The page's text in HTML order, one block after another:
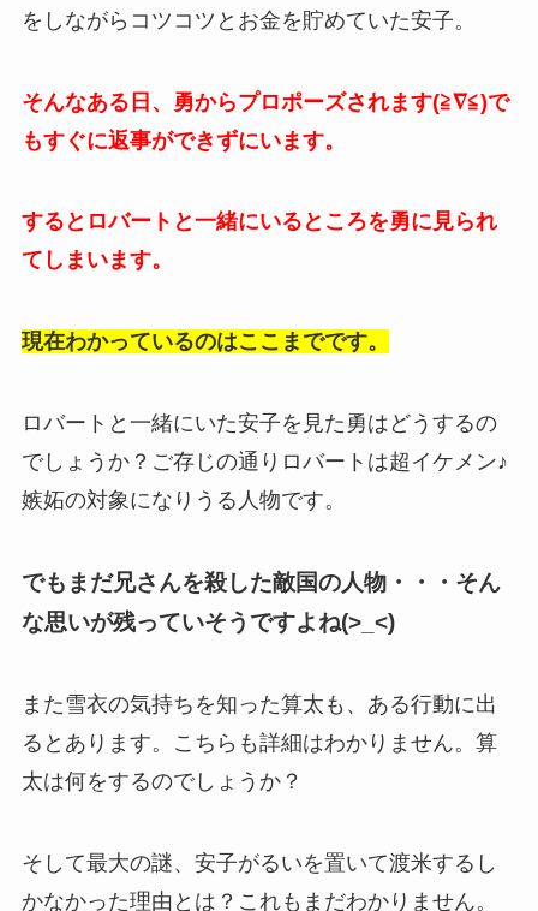
をしながらコツコツとお金を貯めていた安子。
そんなある日、勇からプロポーズされます(≧∇≦)で
もすぐに返事ができずにいます。
するとロバートと一緒にいるところを勇に見られ
てしまいます。
現在わかっているのはここまでです。
ロバートと一緒にいた安子を見た勇はどうするの
でしょうか？ご存じの通りロバートは超イケメン♪
嫉妬の対象になりうる人物です。
でもまだ兄さんを殺した敵国の人物・・・そん
な思いが残っていそうですよね(>_<)
また雪衣の気持ちを知った算太も、ある行動に出
るとあります。こちらも詳細はわかりません。算
太は何をするのでしょうか？
そして最大の謎、安子がるいを置いて渡米するし
かなかった理由とは？これもまだわかりません。